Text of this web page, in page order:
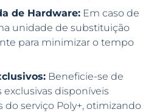
de Hardware: Em caso de
unidade de substituição
para minimizar o tempo
Beneficie-se de
disponíveis
do serviço Poly+, otimizando